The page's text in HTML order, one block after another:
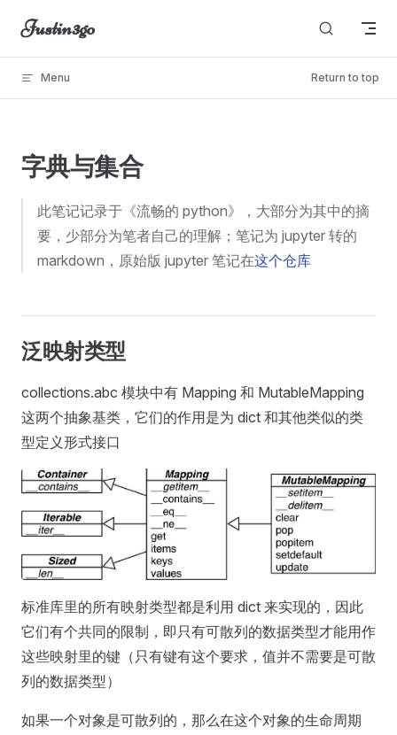
Skip to content
Justin3go
Menu Return to top
字典与集合
此笔记记录于《流畅的 python》，大部分为其中的摘
要，少部分为笔者自己的理解；笔记为 jupyter 转的
markdown，原始版 jupyter 笔记在这个仓库
泛映射类型
collections.abc 模块中有 Mapping 和 MutableMapping
这两个抽象基类，它们的作用是为 dict 和其他类似的类
型定义形式接口
标准库里的所有映射类型都是利用 dict 来实现的，因此
它们有个共同的限制，即只有可散列的数据类型才能用作
这些映射里的键（只有键有这个要求，值并不需要是可散
列的数据类型）
如果一个对象是可散列的，那么在这个对象的生命周期